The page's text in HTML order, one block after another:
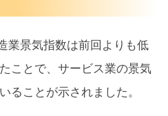
業景気指数は前回よりも低
ことで、サービス業の景気
ることが示されました。